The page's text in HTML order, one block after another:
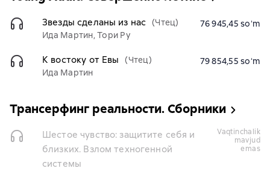
Звезды сделаны из нас (Чтец)
Ида Мартин, Тори Ру
76 945,45 soʻm
К востоку от Евы
(Чтец)
Ида Мартин
79 854,55 soʻm
Трансерфинг реальности. Сборники
Шестое чувство: защитите себя и
близких. Взлом техногенной
системы
vaqtinchalik
mavjud
emas